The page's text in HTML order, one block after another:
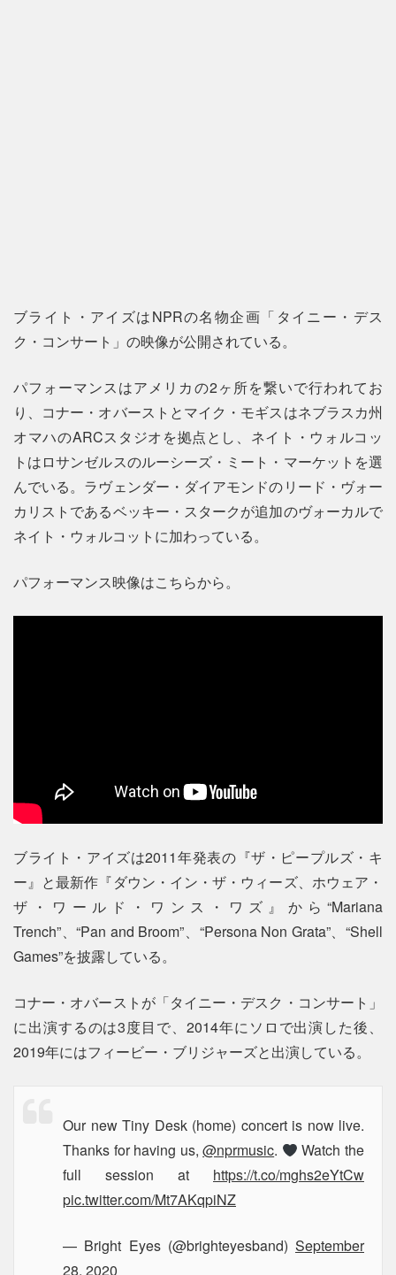
ブライト・アイズはNPRの名物企画「タイニー・デス
ク・コンサート」の映像が公開されている。
パフォーマンスはアメリカの2ヶ所を繋いで行われてお
り、コナー・オバーストとマイク・モギスはネブラスカ州
オマハのARCスタジオを拠点とし、ネイト・ウォルコッ
トはロサンゼルスのルーシーズ・ミート・マーケットを選
んでいる。ラヴェンダー・ダイアモンドのリード・ヴォー
カリストであるベッキー・スタークが追加のヴォーカルで
ネイト・ウォルコットに加わっている。
パフォーマンス映像はこちらから。
ブライト・アイズは2011年発表の『ザ・ピープルズ・キ
ー』と最新作『ダウン・イン・ザ・ウィーズ、ホウェア・
ザ・ワールド・ワンス・ワズ』から“Mariana
Trench”、“Pan and Broom”、“Persona Non Grata”、“Shell
Games”を披露している。
コナー・オバーストが「タイニー・デスク・コンサート」
に出演するのは3度目で、2014年にソロで出演した後、
2019年にはフィービー・ブリジャーズと出演している。
Our new Tiny Desk (home) concert is now live.
Thanks for having us,@nprmusic.
Watch the
full session at https://t.co/mghs2eYtCw
pic.twitter.com/Mt7AKqpiNZ
— Bright Eyes (@brighteyesband) September
28, 2020